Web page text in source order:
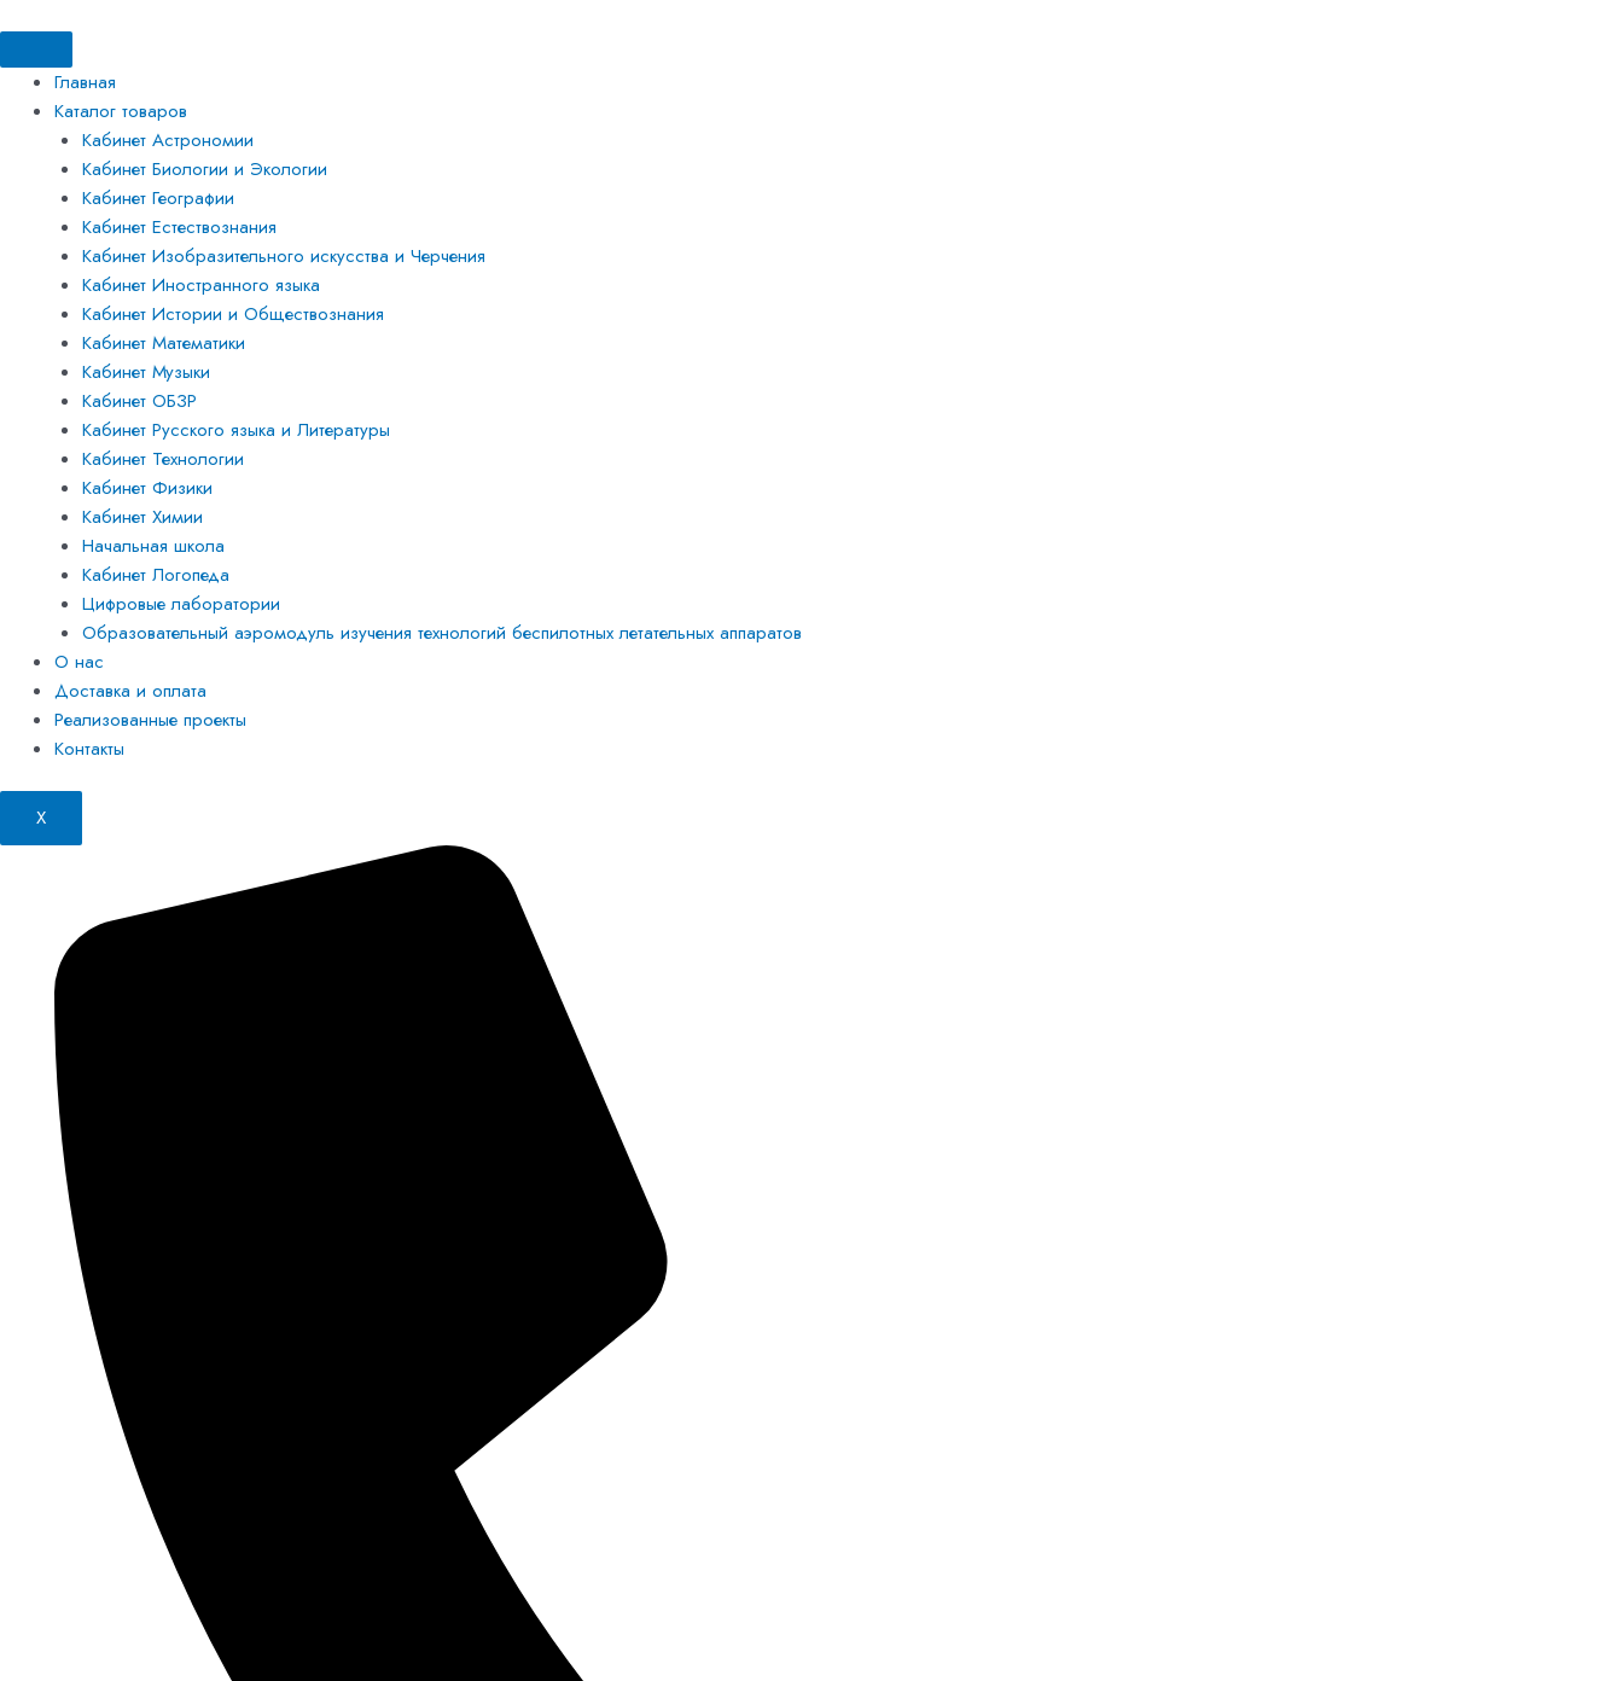
к
содержимому
Главная
Каталог товаров
Кабинет Астрономии
Кабинет Биологии и Экологии
Кабинет Географии
Кабинет Естествознания
Кабинет Изобразительного искусства и Черчения
Кабинет Иностранного языка
Кабинет Истории и Обществознания
Кабинет Математики
Кабинет Музыки
Кабинет ОБЗР
Кабинет Русского языка и Литературы
Кабинет Технологии
Кабинет Физики
Кабинет Химии
Начальная школа
Кабинет Логопеда
Цифровые лаборатории
Образовательный аэромодуль изучения технологий беспилотных летательных аппаратов
О нас
Доставка и оплата
Реализованные проекты
Контакты
X
товара
Цилиндры
свинцовые